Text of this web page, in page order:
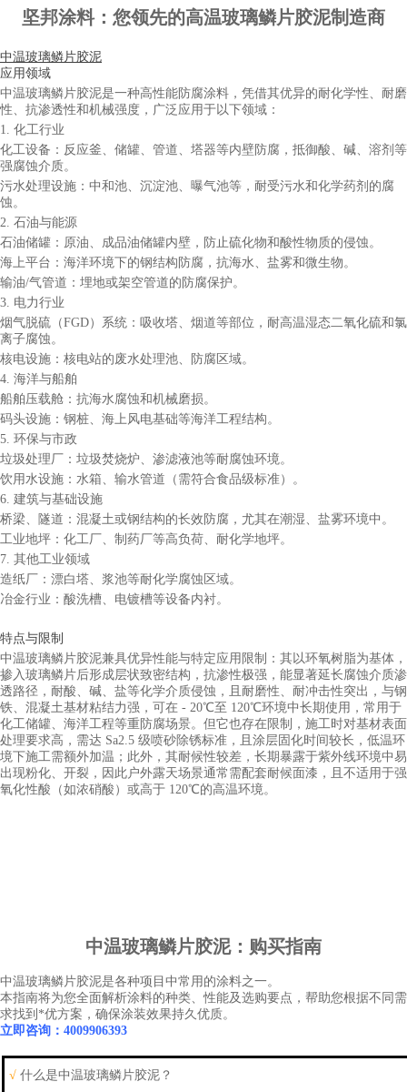
坚邦涂料：您领先的高温玻璃鳞片胶泥制造商
中温玻璃鳞片胶泥
应用领域
中温玻璃鳞片胶泥是一种高性能防腐涂料，凭借其优异的耐化学性、耐磨
性、抗渗透性和机械强度，广泛应用于以下领域：
1. 化工行业
化工设备：反应釜、储罐、管道、塔器等内壁防腐，抵御酸、碱、溶剂等
强腐蚀介质。
污水处理设施：中和池、沉淀池、曝气池等，耐受污水和化学药剂的腐
蚀。
2. 石油与能源
石油储罐：原油、成品油储罐内壁，防止硫化物和酸性物质的侵蚀。
海上平台：海洋环境下的钢结构防腐，抗海水、盐雾和微生物。
输油/气管道：埋地或架空管道的防腐保护。
3. 电力行业
烟气脱硫（FGD）系统：吸收塔、烟道等部位，耐高温湿态二氧化硫和氯
离子腐蚀。
核电设施：核电站的废水处理池、防腐区域。
4. 海洋与船舶
船舶压载舱：抗海水腐蚀和机械磨损。
码头设施：钢桩、海上风电基础等海洋工程结构。
5. 环保与市政
垃圾处理厂：垃圾焚烧炉、渗滤液池等耐腐蚀环境。
饮用水设施：水箱、输水管道（需符合食品级标准）。
6. 建筑与基础设施
桥梁、隧道：混凝土或钢结构的长效防腐，尤其在潮湿、盐雾环境中。
工业地坪：化工厂、制药厂等高负荷、耐化学地坪。
7. 其他工业领域
造纸厂：漂白塔、浆池等耐化学腐蚀区域。
冶金行业：酸洗槽、电镀槽等设备内衬。
特点与限制
中温玻璃鳞片胶泥兼具优异性能与特定应用限制：其以环氧树脂为基体，
掺入玻璃鳞片后形成层状致密结构，抗渗性极强，能显著延长腐蚀介质渗
透路径，耐酸、碱、盐等化学介质侵蚀，且耐磨性、耐冲击性突出，与钢
铁、混凝土基材粘结力强，可在 - 20℃至 120℃环境中长期使用，常用于
化工储罐、海洋工程等重防腐场景。但它也存在限制，施工时对基材表面
处理要求高，需达 Sa2.5 级喷砂除锈标准，且涂层固化时间较长，低温环
境下施工需额外加温；此外，其耐候性较差，长期暴露于紫外线环境中易
出现粉化、开裂，因此户外露天场景通常需配套耐候面漆，且不适用于强
氧化性酸（如浓硝酸）或高于 120℃的高温环境。
中温玻璃鳞片胶泥：购买指南
中温玻璃鳞片胶泥是各种项目中常用的涂料之一。
本指南将为您全面解析涂料的种类、性能及选购要点，帮助您根据不同需
求找到*优方案，确保涂装效果持久优质。
立即咨询：4009906393
√ 什么是中温玻璃鳞片胶泥？